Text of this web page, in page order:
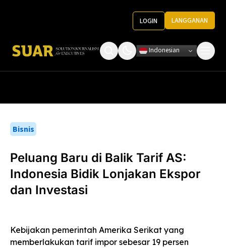
LOGIN LANGGANAN
Ketentuan Penggunaan
Indonesian
Bisnis
Peluang Baru di Balik Tarif AS:
Indonesia Bidik Lonjakan Ekspor
dan Investasi
Kebijakan pemerintah Amerika Serikat yang
memberlakukan tarif impor sebesar 19 persen